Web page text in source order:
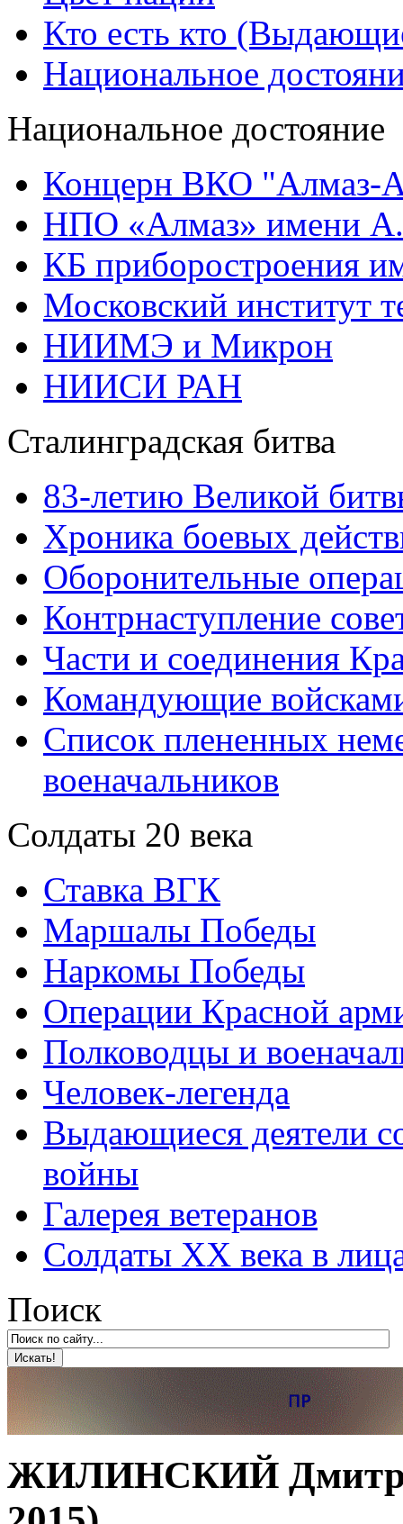
Кто есть кто
Национальное
Национальное достояние
Концерн ВКО "Алмаз-
НПО «Алмаз» имени
КБ приборостроения
Московский институт
НИИМЭ и Микрон
НИИСИ РАН
Сталинградская битва
83-летию Великой
Хроника боевых
Оборонительные
Контрнаступление
Части и соединения
Командующие
Список плененных
военачальников
Солдаты 20 века
Ставка ВГК
Маршалы Победы
Наркомы Победы
Операции Красной
Полководцы и
Человек-легенда
Выдающиеся деятели
войны
Галерея ветеранов
Солдаты XX века в
Поиск
ЖИЛИНСКИЙ